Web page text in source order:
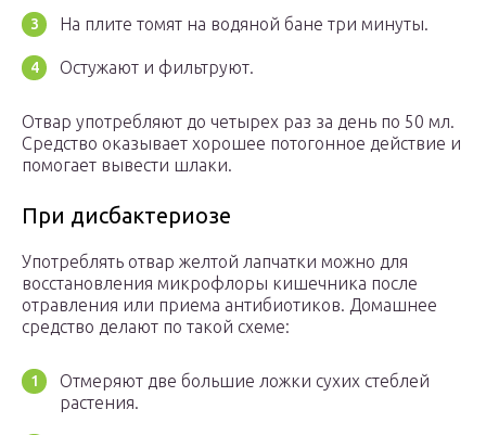
На плите томят на водяной бане три минуты.
Остужают и фильтруют.
Отвар употребляют до четырех раз за день по 50 мл.
Средство оказывает хорошее потогонное действие и
помогает вывести шлаки.
При дисбактериозе
Употреблять отвар желтой лапчатки можно для
восстановления микрофлоры кишечника после
отравления или приема антибиотиков. Домашнее
средство делают по такой схеме:
Отмеряют две большие ложки сухих стеблей
растения.